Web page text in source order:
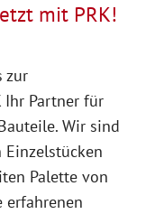
mit PRK!
zur
Ihr Partner für
Wir sind
Palette von
erfahrenen